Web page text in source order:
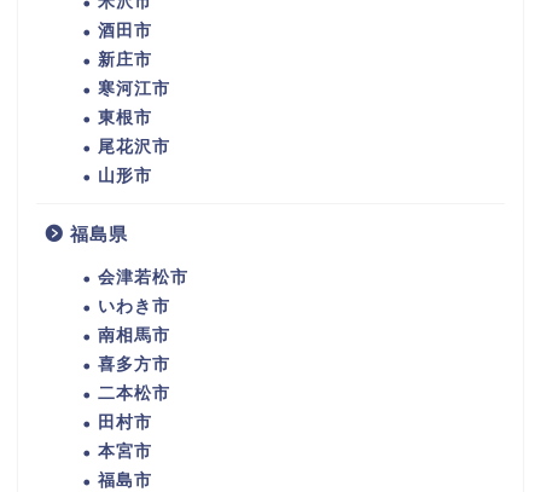
酒田市
新庄市
寒河江市
東根市
尾花沢市
山形市
福島県
会津若松市
いわき市
南相馬市
喜多方市
二本松市
田村市
本宮市
福島市